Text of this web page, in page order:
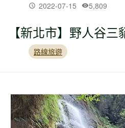
最新文章
【台北市】二
峰-磺嘴池-荖
2022-07-15 5,809
【新北市】野人谷
路線旅遊